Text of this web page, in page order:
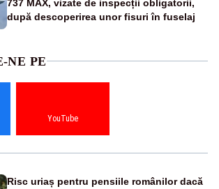
737 MAX, vizate de inspecții obligatorii,
după descoperirea unor fisuri în fuselaj
NE PE
YouTube
Risc uriaș pentru pensiile românilor dacă